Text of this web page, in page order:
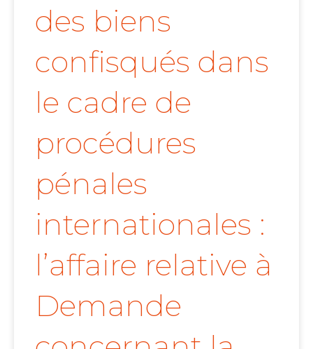
des biens
confisqués dans
le cadre de
procédures
pénales
internationales :
l’affaire relative à
Demande